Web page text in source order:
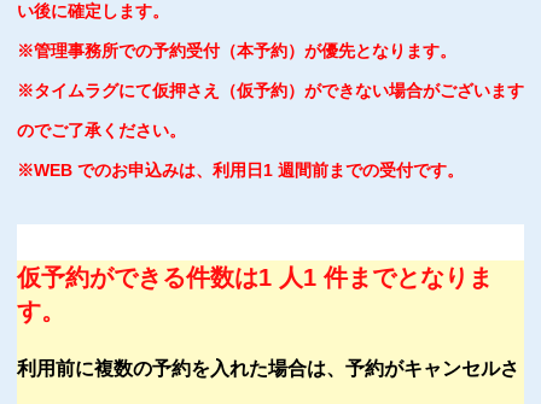
い後に確定します。
※管理事務所での予約受付（本予約）が優先となります。
※タイムラグにて仮押さえ（仮予約）ができない場合がございます
のでご了承ください。
※WEB でのお申込みは、利用日1 週間前までの受付です。
仮予約ができる件数は1 人1 件までとなりま
す。
利用前に複数の予約を入れた場合は、予約がキャンセルさ